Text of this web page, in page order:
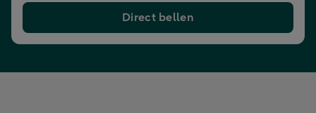
Direct bellen